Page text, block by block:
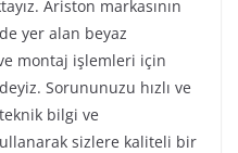
Ariston markasının
yer alan beyaz
ve montaj işlemleri için
Sorununuzu hızlı ve
bilgi ve
sizlere kaliteli bir